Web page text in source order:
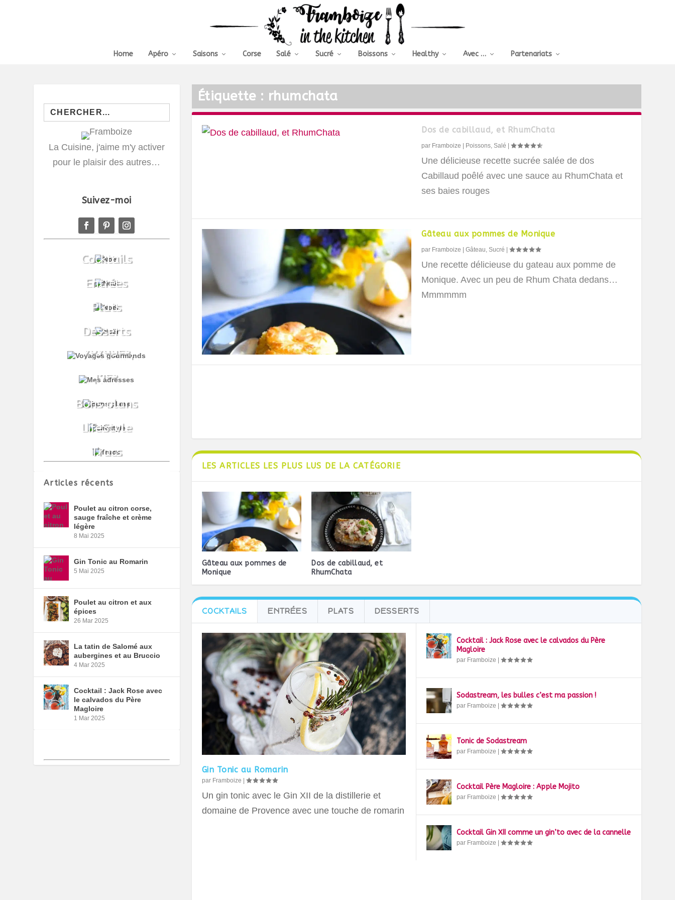
Home Apéro Saisons Corse Salé Sucré Boissons Healthy Avec … Partenariats
Étiquette : rhumchata
Dos de cabillaud, et RhumChata
par Framboize Poissons,Salé |
Une délicieuse recette sucrée salée de dos
Cabillaud poêlé avec une sauce au RhumChata et
ses baies rouges
Gâteau aux pommes de Monique
par Framboize |Gâteau,Sucré |
Une recette délicieuse du gateau aux pomme de
Monique. Avec un peu de Rhum Chata dedans…
Mmmmmm
LES ARTICLES LES PLUS LUS DE LA CATÉGORIE
Gâteau aux pommes de
Monique
Dos de cabillaud, et
RhumChata
COCKTAILS ENTRÉES PLATS DESSERTS
Gin Tonic au Romarin
par Framboize
Un gin tonic avec le Gin XII de la distillerie et
domaine de Provence avec une touche de romarin
Cocktail : Jack Rose avec le calvados du Père
Magloire
par Framboize |
Sodastream, les bulles c’est ma passion !
par Framboize |
Tonic de Sodastream
par Framboize |
Cocktail Père Magloire : Apple Mojito
par Framboize |
Cocktail Gin XII comme un gin’to avec de la cannelle
par Framboize |
Search
for:
La Cuisine, j'aime m'y activer
pour le plaisir des autres…
Suivez-moi
Articles récents
Poulet au citron corse,
sauge fraîche et crème
légère
8 Mai 2025
Gin Tonic au Romarin
5 Mai 2025
Poulet au citron et aux
épices
26 Mar 2025
La tatin de Salomé aux
aubergines et au Bruccio
4 Mar 2025
Cocktail : Jack Rose avec
le calvados du Père
Magloire
1 Mar 2025